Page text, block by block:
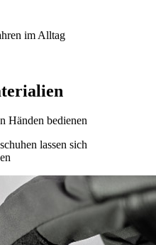
im Alltag
Händen bedienen
lassen sich